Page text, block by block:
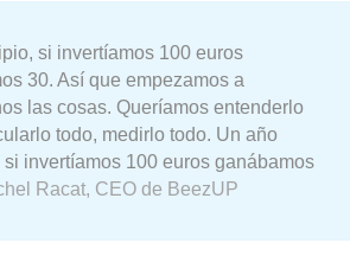
si invertíamos 100 euros
30. Así que empezamos a
las cosas. Queríamos entenderlo
todo, medirlo todo. Un año
si invertíamos 100 euros ganábamos
Racat, CEO de BeezUP